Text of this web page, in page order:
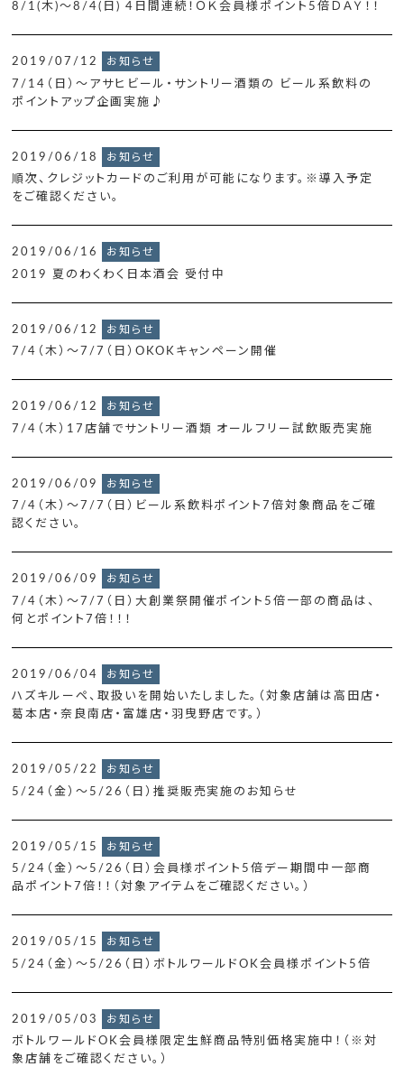
8/1(木)～8/4(日) 4日間連続！ＯＫ会員様ポイント5倍ＤＡＹ！！
2019/07/12 お知らせ
7/14（日）～アサヒビール・サントリー酒類の ビール系飲料の
ポイントアップ企画実施♪
2019/06/18 お知らせ
順次、クレジットカードのご利用が可能になります。※導入予定
をご確認ください。
2019/06/16 お知らせ
2019 夏のわくわく日本酒会 受付中
2019/06/12 お知らせ
7/4（木）～7/7（日）OKOKキャンペーン開催
2019/06/12 お知らせ
7/4（木）17店舗でサントリー酒類 オールフリー試飲販売実施
2019/06/09 お知らせ
7/4（木）～7/7（日）ビール系飲料ポイント7倍対象商品をご確
認ください。
2019/06/09 お知らせ
7/4（木）～7/7（日）大創業祭開催ポイント5倍一部の商品は、
何とポイント7倍！！！
2019/06/04 お知らせ
ハズキルーペ、取扱いを開始いたしました。（対象店舗は高田店・
葛本店・奈良南店・富雄店・羽曳野店です。）
2019/05/22 お知らせ
5/24（金）～5/26（日）推奨販売実施のお知らせ
2019/05/15 お知らせ
5/24（金）～5/26（日）会員様ポイント5倍デー期間中一部商
品ポイント7倍！！（対象アイテムをご確認ください。）
2019/05/15 お知らせ
5/24（金）～5/26（日）ボトルワールドOK会員様ポイント5倍
2019/05/03 お知らせ
ボトルワールドOK会員様限定生鮮商品特別価格実施中！（※対
象店舗をご確認ください。）